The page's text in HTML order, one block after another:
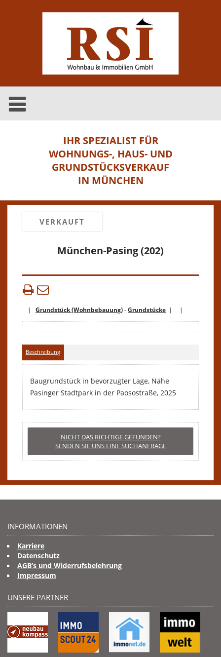
IHR SPEZIALIST FÜR
WOHNUNGS-, HAUS- UND
GRUNDSTÜCKSVERKAUF
IN MÜNCHEN
VERKAUFT
München-Pasing (202)
| Grundstück (Wohnbebauung)-Grundstücke | |
Beschreibung
Baugrundstück in bevorzugter Lage, Nähe
Pasinger Stadtpark in der Paosostraße, 2025
NICHT DAS RICHTIGE GEFUNDEN?
SENDEN SIE UNS EINE SUCHANFRAGE
INFORMATIONEN
Karriere
Datenschutz
AGB’s und Widerrufsbelehrung
Impressum
UNSERE PARTNER